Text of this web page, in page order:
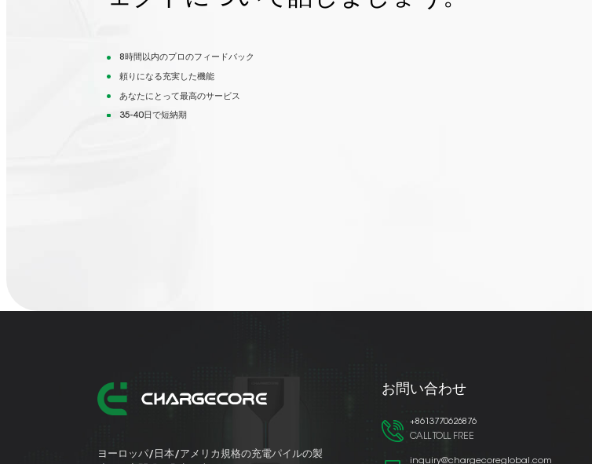
8時間以内のプロのフィードバック
頼りになる充実した機能
あなたにとって最高のサービス
35-40日で短納期
ヨーロッパ/日本/アメリカ規格の充電パイルの製
お問い合わせ
+8613770626876
CALL TOLL FREE
inquiry@chargecoreglobal.com